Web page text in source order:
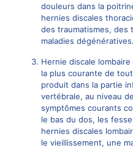
douleurs dans la
hernies discales
des traumatismes, des
maladies dégénératives.
Hernie discale lombaire
la plus courante de
produit dans la partie
vertébrale, au niveau
symptômes courants
le bas du dos, les
hernies discales
le vieillissement, une